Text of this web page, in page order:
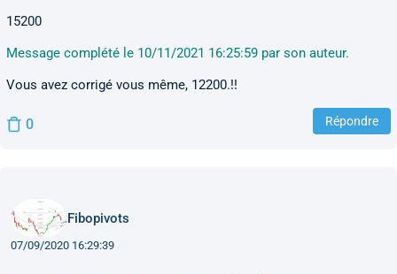
15200
Message complété le 10/11/2021 16:25:59 par son auteur.
Vous avez corrigé vous même, 12200.!!
0 Répondre
Fibopivots
07/09/2020 16:29:39